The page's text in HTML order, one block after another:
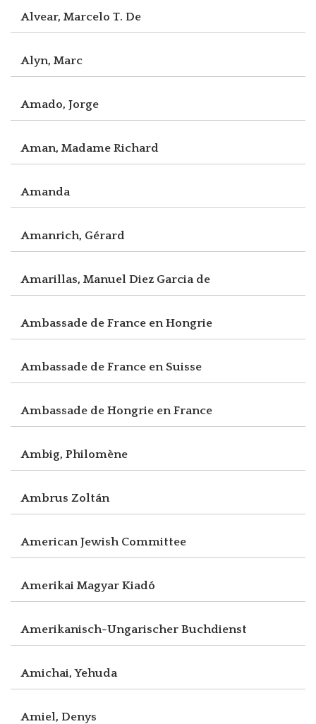
Alvear, Marcelo T. De
Alyn, Marc
Amado, Jorge
Aman, Madame Richard
Amanda
Amanrich, Gérard
Amarillas, Manuel Diez Garcia de
Ambassade de France en Hongrie
Ambassade de France en Suisse
Ambassade de Hongrie en France
Ambig, Philomène
Ambrus Zoltán
American Jewish Committee
Amerikai Magyar Kiadó
Amerikanisch-Ungarischer Buchdienst
Amichai, Yehuda
Amiel, Denys